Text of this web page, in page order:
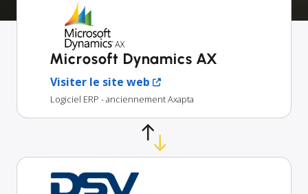
Microsoft Dynamics AX
Visiter le site web
Logiciel ERP - anciennement Axapta